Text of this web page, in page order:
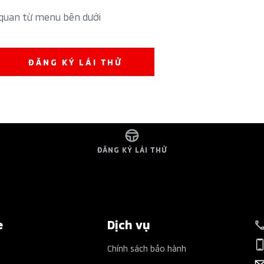
từ menu bên dưới
ĐĂNG KÝ LÁI THỬ
ĐĂNG KÝ LÁI THỬ
Dịch vụ
Chính sách bảo hành